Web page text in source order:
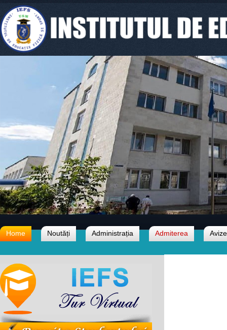
Home Noutăți Administrația Admiterea Avize